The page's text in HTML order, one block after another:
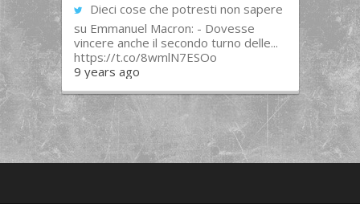
Dieci cose che potresti non sapere
su Emmanuel Macron: - Dovesse
vincere anche il secondo turno delle...
https://t.co/8wmlN7ESOo
9 years ago